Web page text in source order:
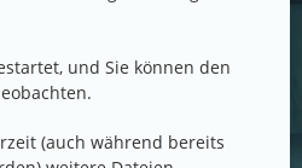
und Sie können den
(auch während bereits